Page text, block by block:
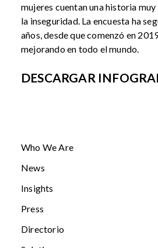
mujeres cuentan una historia
la inseguridad. La encuesta ha
años, desde que comenzó en
mejorando en todo el mundo.
DESCARGAR
Who We Are
News
Insights
Press
Directorio